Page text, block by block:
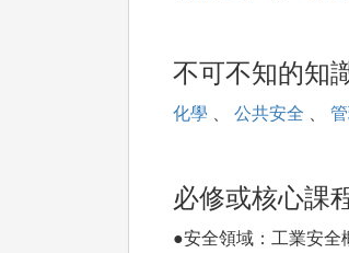
不可不知的知
化學 、 公共安全 、
必修或核心課
●安全領域：工業安全